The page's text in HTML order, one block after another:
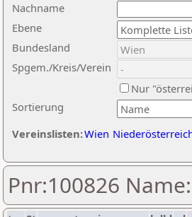
Nachname
Ebene
Sortierung
Bundesland
Spgem./Kreis/Verein
Nur
Vereinslisten:Wien
Pnr:100826